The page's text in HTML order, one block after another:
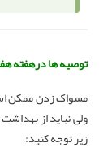
توصیه ها درهفته
مسواک زدن ممکن
ولی نباید از
زیر توجه کنید: